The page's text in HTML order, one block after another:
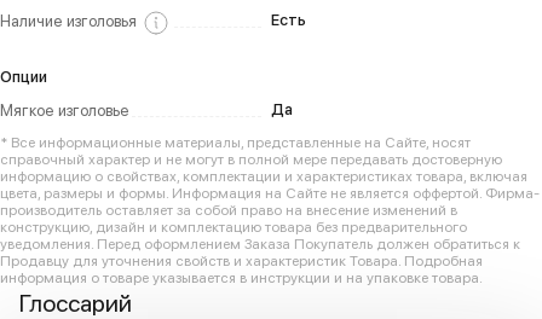
Наличие изголовья
Есть
Опции
Мягкое изголовье
Да
* Все информационные материалы, представленные на Сайте, носят
справочный характер и не могут в полной мере передавать достоверную
информацию о свойствах, комплектации и характеристиках товара, включая
цвета, размеры и формы. Информация на Сайте не является оффертой. Фирма-
производитель оставляет за собой право на внесение изменений в
конструкцию, дизайн и комплектацию товара без предварительного
уведомления. Перед оформлением Заказа Покупатель должен обратиться к
Продавцу для уточнения свойств и характеристик Товара. Подробная
информация о товаре указывается в инструкции и на упаковке товара.
Глоссарий